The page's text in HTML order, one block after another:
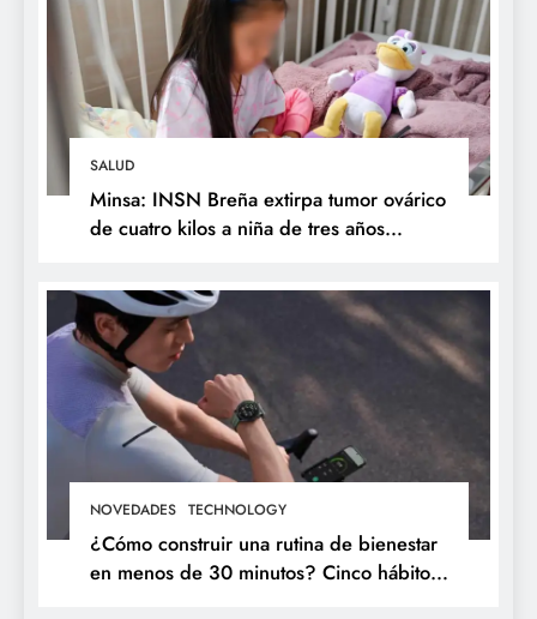
SALUD
Minsa: INSN Breña extirpa tumor ovárico
de cuatro kilos a niña de tres años
NOVEDADES TECHNOLOGY
¿Cómo construir una rutina de bienestar
en menos de 30 minutos? Cinco hábitos